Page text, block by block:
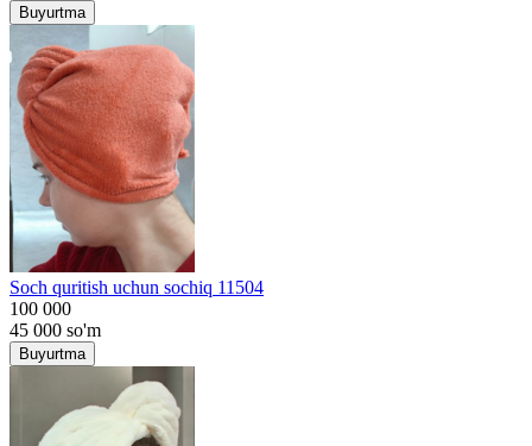
Buyurtma
Soch quritish uchun sochiq 11504
100 000
45 000 so'm
Buyurtma